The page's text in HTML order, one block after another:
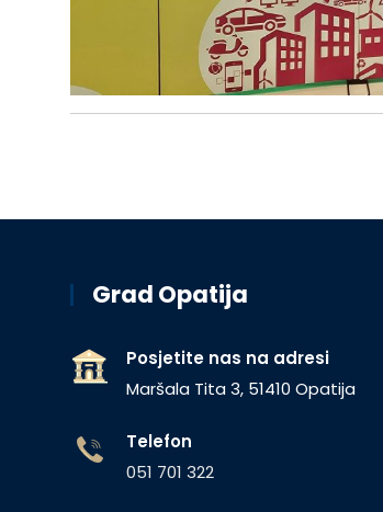
Grad Opatija
Posjetite nas na adresi
Maršala Tita 3, 51410 Opatija
Telefon
051 701 322